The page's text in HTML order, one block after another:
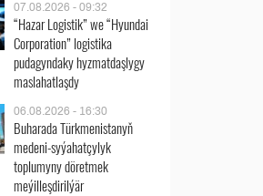
07.08.2026 - 09:32
“Hazar Logistik” we “Hyundai
Corporation” logistika
pudagyndaky hyzmatdaşlygy
maslahatlaşdy
06.08.2026 - 16:30
Buharada Türkmenistanyň
medeni-syýahatçylyk
toplumyny döretmek
meýilleşdirilýär